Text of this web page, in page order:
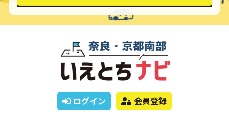
ログイン 会員登録